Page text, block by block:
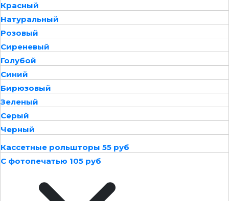
Красный
Натуральный
Розовый
Сиреневый
Голубой
Синий
Бирюзовый
Зеленый
Серый
Черный
Кассетные рольшторы 55 руб
С фотопечатью 105 руб